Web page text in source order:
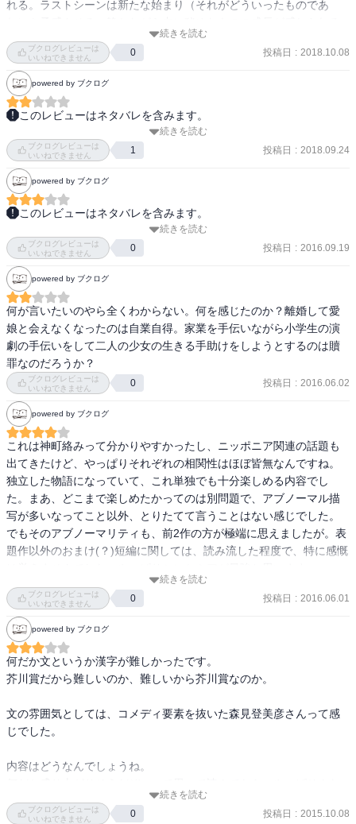
れる。ラストシーンは新たな始まり（それがどういったものであ
力強いもの。まさに、グランド・フィナーレ。
しばらくこの方、追いかけてみようと思います。
続きを読む
ブクログレビューは
いいねできません
0 投稿日 : 2018.10.08
powered by ブクログ
このレビューはネタバレを含みます。
初めて阿部和重を読んだ。有名どころから入りたくて、芥川賞を受
賞したグランドフィナーレを読んでみた。
いやぁ、難しい。正直なところ、小説として面白いとは思えなかっ
た。
けれど、解説込みでなんとか「そういうことなのかな」という納得
感みたいなものをひねり出した。
主人公の男性は、娘を含めた複数の女児のポルノ写真を撮影してい
たんだけど、そのことが妻にバレてしまい離婚となる。
都会での仕事や家庭、享楽の全てを失って、主人公は地元へと帰
る。地元では二人の女児と出会って、演劇の指導を手伝うことにな
るんだけど、二人がインターネットで自殺サイトを閲覧する場面に
遭遇してしまう。
物語の終盤で、主人公は二人の無事を確認するために夜中まで駆け
ずり回る。それは贖罪というよりもむしろ、もっと原初的な感情な
のかもしれないと感じた。
東京では相手の立場に立って考えることなんて一度も無かった主人
公が、全てを失った後に初めて必死になって何かをした。それはあ
る意味では美しくて希望の持てる展開だったのかなと思った。
ちなみに、文体は硬くてシリアスな森見登美彦といった感じだっ
た。
続きを読む
ブクログレビューは
いいねできません
1 投稿日 : 2018.09.24
powered by ブクログ
このレビューはネタバレを含みます。
短編集。表題作は、ロリコンがバレて離婚させられた男が会えなく
なった娘に未練を残しつつ田舎に戻ったら、ある経緯から二人の少
女の演劇指導をすることになった話。演劇指導を依頼されるまで随
分と退屈だったけれど、救いようのない結末でなくてホッとした。
仮構に人物を当てはめてコミュニケートした気になってる、は、改
めてそうだと思った。他の短編では、ホームビデオは画面の映像と
記憶の映像の2つを観ている、との記述が面白く思った。
続きを読む
ブクログレビューは
いいねできません
0 投稿日 : 2016.09.19
powered by ブクログ
何が言いたいのやら全くわからない。何を感じたのか？離婚して愛
娘と会えなくなったのは自業自得。家業を手伝いながら小学生の演
劇の手伝いをして二人の少女の生きる手助けをしようとするのは贖
罪なのだろうか？
ブクログレビューは
いいねできません
0 投稿日 : 2016.06.02
powered by ブクログ
これは神町絡みって分かりやすかったし、ニッポニア関連の話題も
出てきたけど、やっぱりそれぞれの相関性はほぼ皆無なんですね。
独立した物語になっていて、これ単独でも十分楽しめる内容でし
た。まあ、どこまで楽しめたかってのは別問題で、アブノーマル描
写が多いなってこと以外、とりたてて言うことはない感じでした。
でもそのアブノーマリティも、前2作の方が極端に思えましたが。表
題作以外のおまけ(？)短編に関しては、読み流した程度で、特に感慨
続きを読む
ブクログレビューは
いいねできません
0 投稿日 : 2016.06.01
powered by ブクログ
何だか文というか漢字が難しかったです。
芥川賞だから難しいのか、難しいから芥川賞なのか。
文の雰囲気としては、コメディ要素を抜いた森見登美彦さんって感
じでした。
内容はどうなんでしょうね。
に盛り上がらなかったかって場面が何度かあったような。
続きを読む
ブクログレビューは
いいねできません
0 投稿日 : 2015.10.08